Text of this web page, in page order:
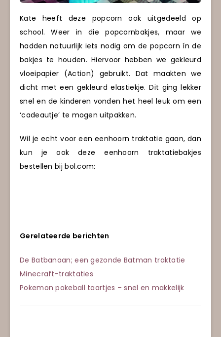
Kate heeft deze popcorn ook uitgedeeld op
school. Weer in die popcornbakjes, maar we
hadden natuurlijk iets nodig om de popcorn ín de
bakjes te houden. Hiervoor hebben we gekleurd
vloeipapier (Action) gebruikt. Dat maakten we
dicht met een gekleurd elastiekje. Dit ging lekker
snel en de kinderen vonden het heel leuk om een
‘cadeautje’ te mogen uitpakken.
Wil je echt voor een eenhoorn traktatie gaan, dan
kun je ook deze eenhoorn traktatiebakjes
bestellen bij bol.com:
Gerelateerde berichten
De Batbanaan; een gezonde Batman traktatie
Minecraft-traktaties
Pokemon pokeball taartjes – snel en makkelijk